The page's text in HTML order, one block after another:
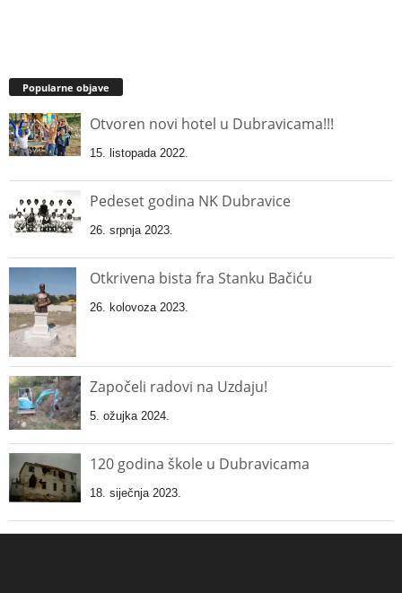
Popularne objave
Otvoren novi hotel u Dubravicama!!!
15. listopada 2022.
Pedeset godina NK Dubravice
26. srpnja 2023.
Otkrivena bista fra Stanku Bačiću
26. kolovoza 2023.
Započeli radovi na Uzdaju!
5. ožujka 2024.
120 godina škole u Dubravicama
18. siječnja 2023.